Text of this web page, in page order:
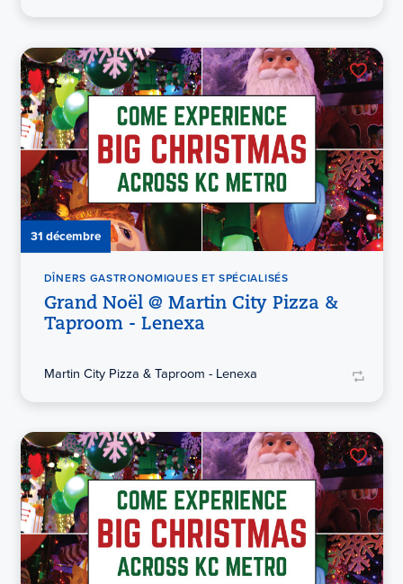
31 décembre
DÎNERS GASTRONOMIQUES ET SPÉCIALISÉS
Grand Noël @ Martin City Pizza &
Taproom - Lenexa
Martin City Pizza & Taproom - Lenexa